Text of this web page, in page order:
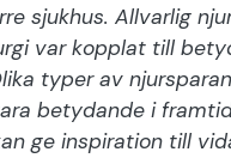
sjukhus. Allvarlig
var kopplat till
typer av
betydande i
ge inspiration till